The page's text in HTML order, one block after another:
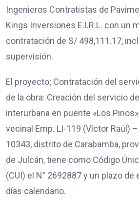
Ingenieros Contratistas de
Kings Inversiones E.I.R.L. con un
contratación de S/ 498,111.17,
supervisión.
El proyecto; Contratación del
de la obra: Creación del servicio
interurbana en puente «Los
vecinal Emp. LI-119 (Víctor Raúl) –
10343, distrito de Carabamba,
de Julcán, tiene como Código
(CUI) el N° 2692887 y un plazo
días calendario.